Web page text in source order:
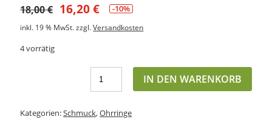
18,00€ 16,20€ -10%
inkl. 19 % MwSt. zzgl.Versandkosten
4 vorrätig
IN DEN WARENKORB
Kategorien:Schmuck,Ohrringe